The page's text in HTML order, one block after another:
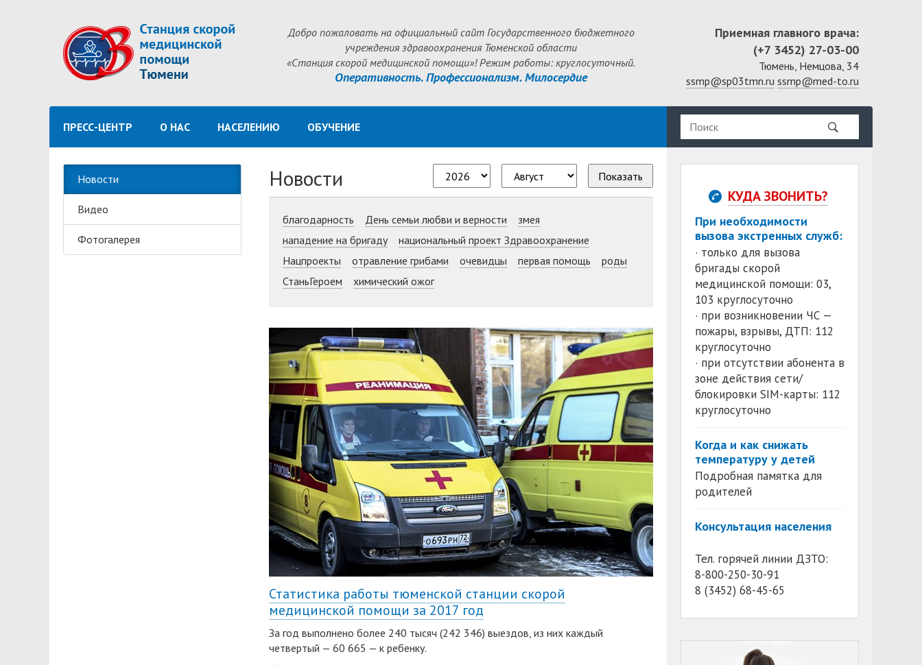
Добро пожаловать на официальный сайт Государственного бюджетного
учреждения здравоохранения Тюменской области
«Станция скорой медицинской помощи»! Режим работы: круглосуточный.
Оперативность. Профессионализм. Милосердие
Приемная главного врача:
(+7 3452) 27-03-00
Тюмень, Немцова, 34
ssmp@sp03tmn.ru ssmp@med-to.ru
ПРЕСС-ЦЕНТР О НАС НАСЕЛЕНИЮ ОБУЧЕНИЕ
Новости
Видео
Фотогалерея
Новости Показать
благодарность День семьи любви и верности
змея
нападение на бригаду
национальный проект Здравоохранение
Нацпроекты
отравление грибами очевидцы первая помощь
роды
СтаньГероем
химический ожог
Статистика работы тюменской станции скорой
медицинской помощи за 2017 год
За год выполнено более 240 тысяч (242 346) выездов, из них каждый
четвертый — 60 665 — к ребенку.
КУДА ЗВОНИТЬ?
При необходимости
вызова экстренных служб:
· только для вызова
бригады скорой
медицинской помощи: 03,
103 круглосуточно
· при возникновении ЧС —
пожары, взрывы, ДТП: 112
круглосуточно
· при отсутствии абонента в
зоне действия сети/
блокировки SIM-карты: 112
круглосуточно
Когда и как снижать
температуру у детей
Подробная памятка для
родителей
Консультация населения
Тел. горячей линии ДЗТО:
8-800-250-30-91
8 (3452) 68-45-65